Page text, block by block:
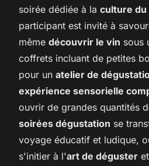
soirée dédiée à la culture du
participant est invité à
même découvrir le vin sous
coffrets incluant de petites
pour un atelier de
expérience sensorielle
ouvrir de grandes quantités
soirées dégustation se
voyage éducatif et ludique,
s'initier à l'art de déguster